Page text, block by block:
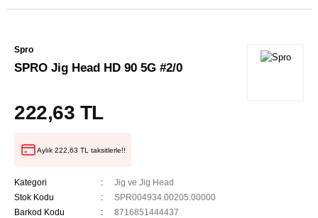
Spro
SPRO Jig Head HD 90 5G #2/0
222,63 TL
Aylık 222,63 TL taksitlerle!!
Kategori
Jig ve Jig Head
Stok Kodu
SPR004934.00205.00000
Barkod Kodu
8716851444437